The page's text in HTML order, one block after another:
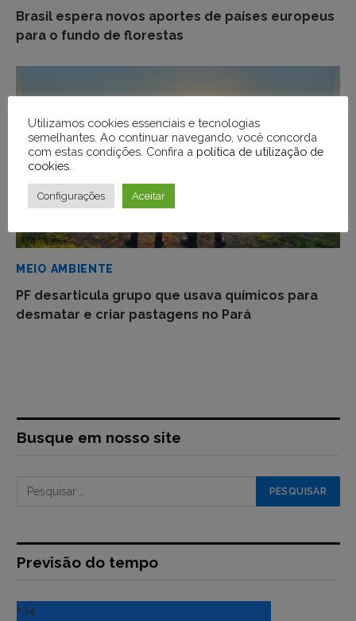
Brasil espera novos aportes de países europeus
para o fundo de florestas
MEIO AMBIENTE
PF desarticula grupo que usava químicos para
desmatar e criar pastagens no Pará
Busque em nosso site
Previsão do tempo
+34
Utilizamos cookies essenciais e tecnologias
semelhantes. Ao continuar navegando, você concorda
com estas condições. Confira a política de utilização de
cookies
Configurações Aceitar